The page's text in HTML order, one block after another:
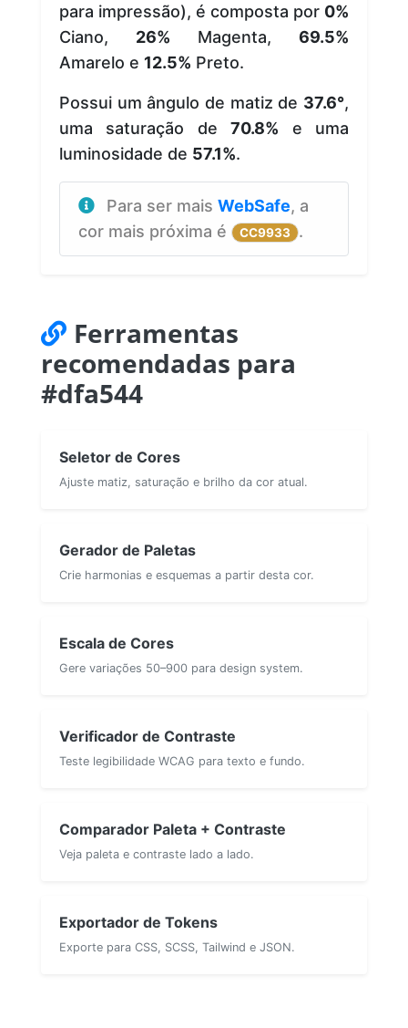
para impressão), é composta por 0%
Ciano, 26% Magenta, 69.5%
Amarelo e 12.5% Preto.
Possui um ângulo de matiz de 37.6°,
uma saturação de70.8% e uma
luminosidade de 57.1%.
Para ser mais WebSafe, a
cor mais próxima é
CC9933 .
Ferramentas
recomendadas para
#dfa544
Seletor de Cores
Ajuste matiz, saturação e brilho da cor atual.
Gerador de Paletas
Crie harmonias e esquemas a partir desta cor.
Escala de Cores
Gere variações 50–900 para design system.
Verificador de Contraste
Teste legibilidade WCAG para texto e fundo.
Comparador Paleta + Contraste
Veja paleta e contraste lado a lado.
Exportador de Tokens
Exporte para CSS, SCSS, Tailwind e JSON.